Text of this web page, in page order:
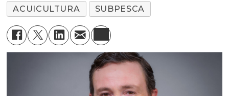
ACUICULTURA
SUBPESCA